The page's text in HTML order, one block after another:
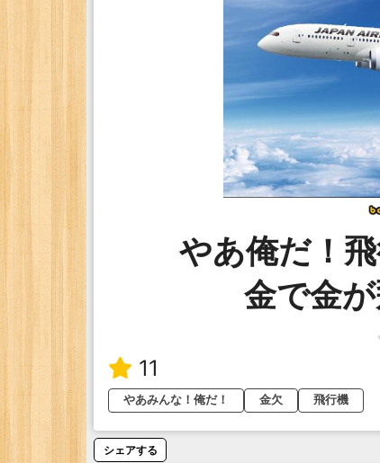
やあ俺だ！
金で金
11
やあみんな！俺だ！
金欠 飛行機
シェアする